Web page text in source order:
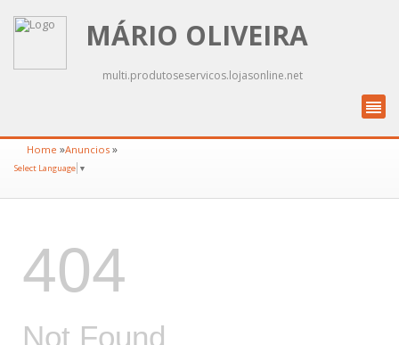
MÁRIO OLIVEIRA
multi.produtoseservicos.lojasonline.net
Home »Anuncios »
Select Language ▼